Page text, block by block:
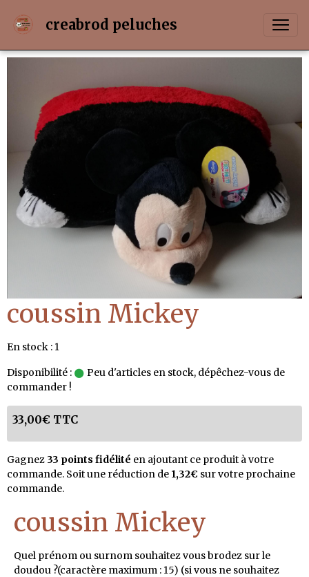
creabrod peluches
coussin Mickey
En stock : 1
Disponibilité :
Peu d'articles en stock, dépêchez-vous de
commander !
33,00€ TTC
Gagnez 33 points fidélité en ajoutant ce produit à votre
commande. Soit une réduction de 1,32€ sur votre prochaine
commande.
coussin Mickey
Quel prénom ou surnom souhaitez vous brodez sur le
doudou ?(caractère maximum : 15) (si vous ne souhaitez